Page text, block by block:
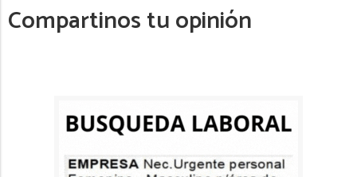
Compartinos tu opinión